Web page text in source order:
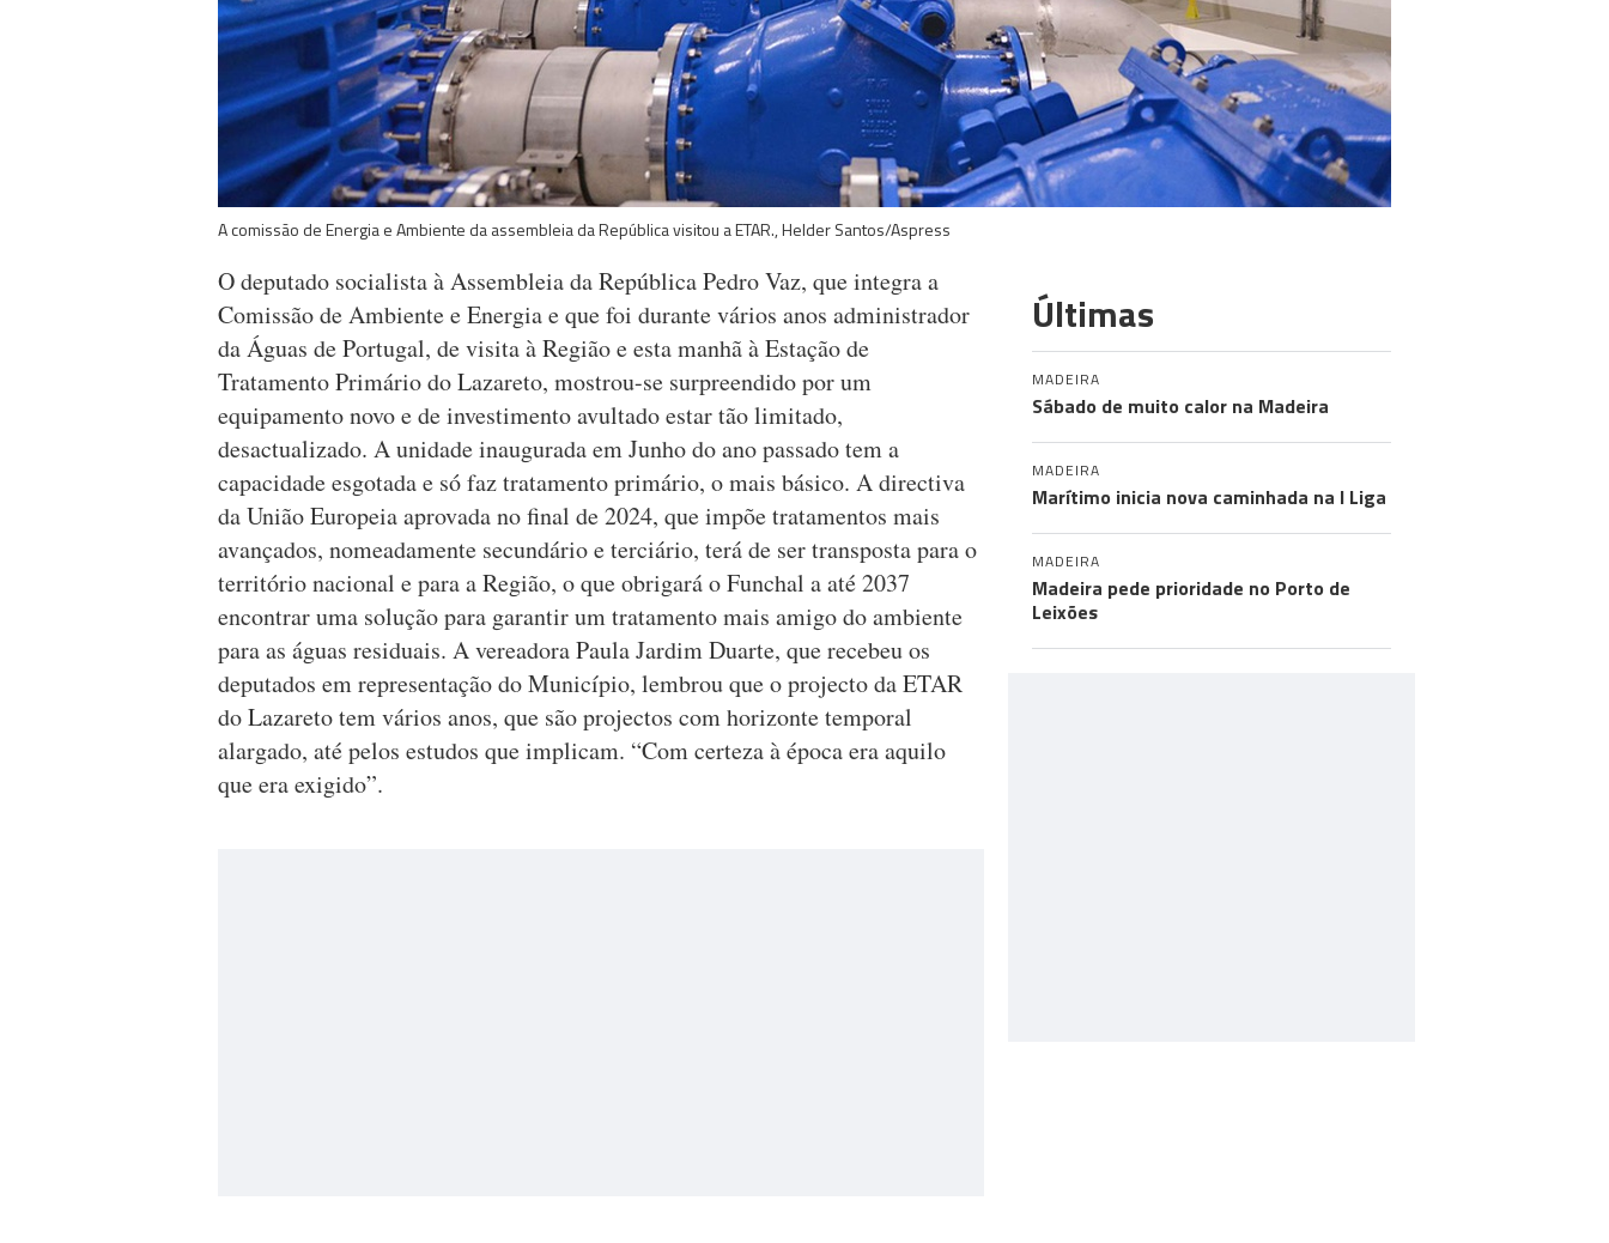
A comissão de Energia e Ambiente da assembleia da República visitou a ETAR., Helder Santos/Aspress
O deputado socialista à Assembleia da República Pedro Vaz, que integra a
Comissão de Ambiente e Energia e que foi durante vários anos administrador
da Águas de Portugal, de visita à Região e esta manhã à Estação de
Tratamento Primário do Lazareto, mostrou-se surpreendido por um
equipamento novo e de investimento avultado estar tão limitado,
desactualizado. A unidade inaugurada em Junho do ano passado tem a
capacidade esgotada e só faz tratamento primário, o mais básico. A directiva
da União Europeia aprovada no final de 2024, que impõe tratamentos mais
avançados, nomeadamente secundário e terciário, terá de ser transposta para o
território nacional e para a Região, o que obrigará o Funchal a até 2037
encontrar uma solução para garantir um tratamento mais amigo do ambiente
para as águas residuais. A vereadora Paula Jardim Duarte, que recebeu os
deputados em representação do Município, lembrou que o projecto da ETAR
do Lazareto tem vários anos, que são projectos com horizonte temporal
alargado, até pelos estudos que implicam. “Com certeza à época era aquilo
que era exigido”.
Últimas
MADEIRA
Sábado de muito calor na Madeira
MADEIRA
Marítimo inicia nova caminhada na I Liga
MADEIRA
Madeira pede prioridade no Porto de
Leixões